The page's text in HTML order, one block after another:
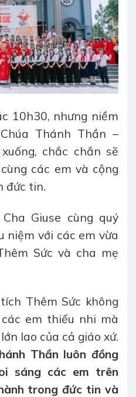
10h30, nhưng niềm
Thánh Thần –
chắc chắn sẽ
các em và cộng
đức tin.
Giuse cùng quý
niệm với các em vừa
Sức và cha mẹ
Thêm Sức không
em thiếu nhi mà
lao của cả giáo xứ.
Thần luôn đồng
sáng các em trên
trong đức tin và